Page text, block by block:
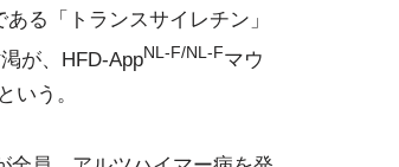
る「トランスサイレチン」
が、HFD-AppNL-F/NL-Fマウ
いう。